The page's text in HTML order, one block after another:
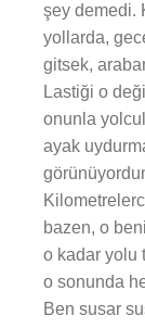
şey demedi.
yollarda,
gitsek,
Lastiği o
onunla
ayak
bazen, o
o kadar yolu
o sonunda
Ben susar